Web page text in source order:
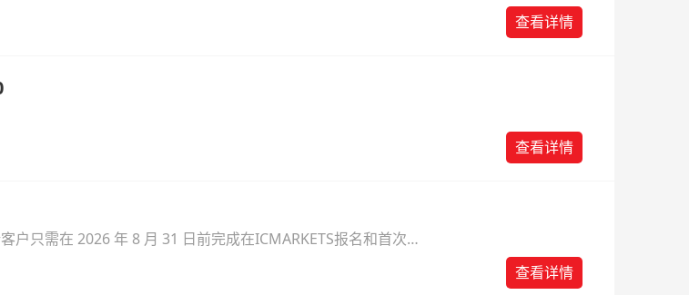
查看详情
查看详情
户只需在 2026 年 8 月 31 日前完成在ICMARKETS报名和首次入
查看详情